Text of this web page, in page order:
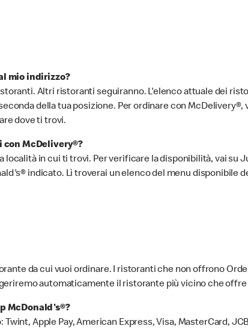
mio indirizzo?
Altri ristoranti seguiranno. L'elenco attuale dei
della tua posizione. Per ordinare con
dove ti trovi.
con McDelivery®?
in cui ti trovi. Per verificare la disponibilità, vai su
indicato. Lì troverai un elenco del menu disponibile
da cui vuoi ordinare. I ristoranti che non offrono
automaticamente il ristorante più vicino che offre
McDonald's®?
Apple Pay, American Express, Visa, MasterCard,